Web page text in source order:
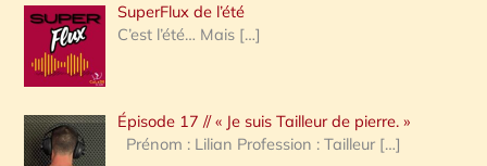
e
r
c
h
e
SuperFlux de l’été
C’est l’été… Mais […]
Épisode 17 // « Je suis Tailleur de pierre. »
Prénom : Lilian Profession : Tailleur […]